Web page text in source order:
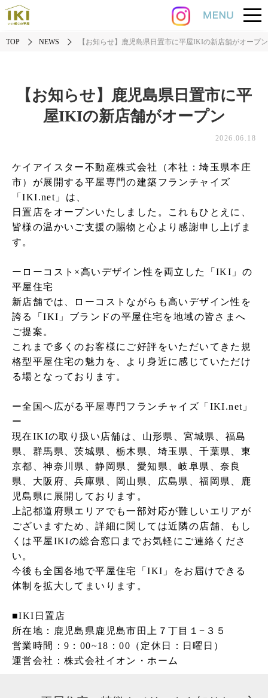
TOP NEWS 【お知らせ】鹿児島県日置市に平屋IKIの新店舗がオープン
【お知らせ】鹿児島県日置市に平
屋IKIの新店舗がオープン
2026.06.18
ケイアイスター不動産株式会社（本社：埼玉県本庄
市）が展開する平屋専門の建築フランチャイズ
「IKI.net」は、
日置店をオープンいたしました。これもひとえに、
皆様の温かいご支援の賜物と心より感謝申し上げま
す。
ーローコスト×高いデザイン性を両立した「IKI」の
平屋住宅
新店舗では、ローコストながらも高いデザイン性を
誇る「IKI」ブランドの平屋住宅を地域の皆さまへ
ご提案。
これまで多くのお客様にご好評をいただいてきた規
格型平屋住宅の魅力を、より身近に感じていただけ
る場となっております。
ー全国へ広がる平屋専門フランチャイズ「IKI.net」
ー
現在IKIの取り扱い店舗は、山形県、宮城県、福島
県、群馬県、茨城県、栃木県、埼玉県、千葉県、東
京都、神奈川県、静岡県、愛知県、岐阜県、奈良
県、大阪府、兵庫県、岡山県、広島県、福岡県、鹿
児島県に展開しております。
上記都道府県エリアでも一部対応が難しいエリアが
ございますため、詳細に関しては近隣の店舗、もし
くは平屋IKIの総合窓口までお気軽にご連絡くださ
い。
今後も全国各地で平屋住宅「IKI」をお届けできる
体制を拡大してまいります。
■IKI日置店
所在地：鹿児島県鹿児島市田上７丁目１−３５
営業時間：9：00~18：00（定休日：日曜日）
運営会社：株式会社イオン・ホーム